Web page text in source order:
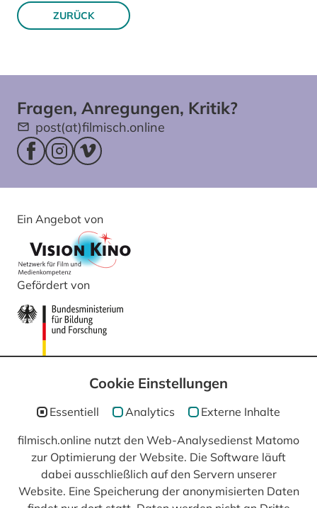
ZURÜCK
Fragen, Anregungen, Kritik?
post(at)filmisch.online
Facebookseite (öffnet im neuen Fenster)
Instagram (öffnet im neuen Fenster)
Vimeo (öffnet im neuen Fenster)
Ein Angebot von
Gefördert von
In Kooperation mit
Cookie Einstellungen
Essentiell Analytics Externe Inhalte
filmisch.online nutzt den Web-Analysedienst Matomo
zur Optimierung der Website. Die Software läuft
dabei ausschließlich auf den Servern unserer
Website. Eine Speicherung der anonymisierten Daten